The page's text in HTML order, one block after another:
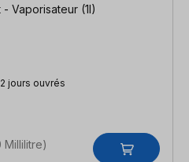
Vaporisateur (1l)
jours ouvrés
Millilitre)